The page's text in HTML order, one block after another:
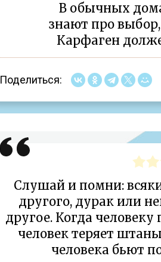
В обычных
знают про
Карфаген
Поделиться:
Слушай и помни:
другого, дурак или
другое. Когда
человек теряет
человека бьют